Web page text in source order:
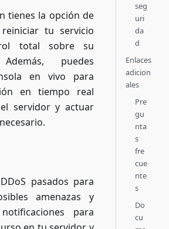
tienes la opción de
tu servicio
total sobre su
puedes
en vivo para
en tiempo real
servidor y actuar
pasados para
amenazas y
para
seg
uri
da
d
Enlaces
adicion
ales
Pre
gu
nta
s
fre
cue
nte
s
Do
cu